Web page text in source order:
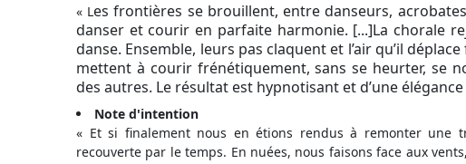
« Les frontières se brouillent, entre danseurs,
danser et courir en parfaite harmonie. [...]La chorale
danse. Ensemble, leurs pas claquent et l’air qu’il
mettent à courir frénétiquement, sans se heurter, se
des autres. Le résultat est hypnotisant et d’une
Note d'intention
« Et si finalement nous en étions rendus à remonter une
recouverte par le temps. En nuées, nous faisons face aux